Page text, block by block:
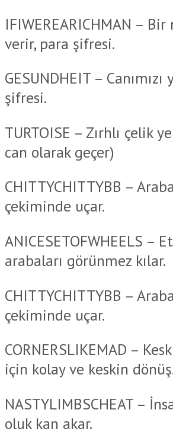
IFIWEREARICHMAN –
verir, para şifresi.
GESUNDHEIT – Canımızı
şifresi.
TURTOISE – Zırhlı çelik
can olarak geçer)
CHITTYCHITTYBB –
çekiminde uçar.
ANICESETOFWHEELS –
arabaları görünmez kılar.
CHITTYCHITTYBB –
çekiminde uçar.
CORNERSLIKEMAD –
için kolay ve keskin
NASTYLIMBSCHEAT –
oluk kan akar.